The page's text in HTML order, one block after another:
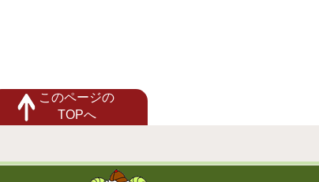
このページの
TOPへ